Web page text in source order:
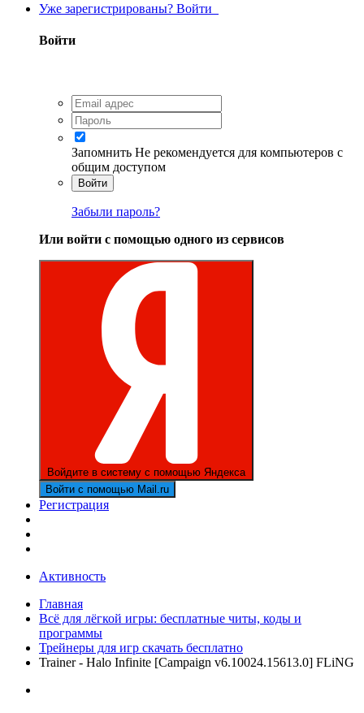
Уже зарегистрированы? Войти
Войти
Запомнить Не рекомендуется для компьютеров с
общим доступом
Войти
Забыли пароль?
Или войти с помощью одного из сервисов
Войдите в систему с помощью Яндекса
Войти с помощью Mail.ru
Регистрация
Активность
Главная
Всё для лёгкой игры: бесплатные читы, коды и
программы
Трейнеры для игр скачать бесплатно
Trainer - Halo Infinite [Campaign v6.10024.15613.0] FLiNG